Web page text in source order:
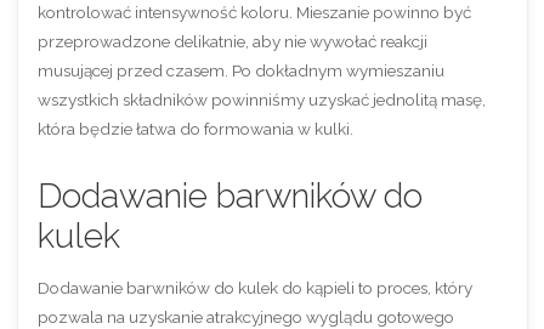
kontrolować intensywność koloru. Mieszanie powinno być
przeprowadzone delikatnie, aby nie wywołać reakcji
musującej przed czasem. Po dokładnym wymieszaniu
wszystkich składników powinniśmy uzyskać jednolitą masę,
która będzie łatwa do formowania w kulki.
Dodawanie barwników do
kulek
Dodawanie barwników do kulek do kąpieli to proces, który
pozwala na uzyskanie atrakcyjnego wyglądu gotowego